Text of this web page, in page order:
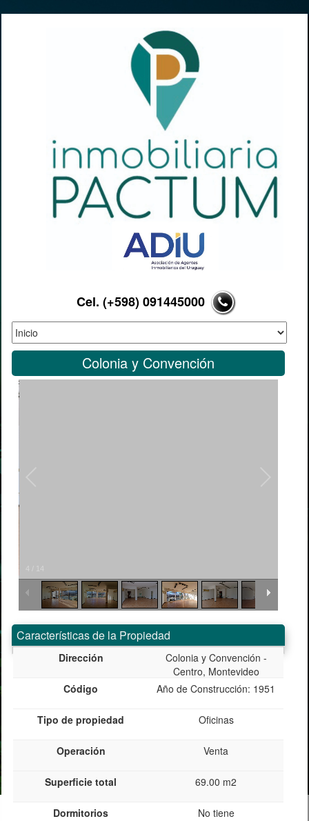
Cel. (+598) 091445000
Colonia y Convención
4 14
Características de la Propiedad
Dirección
Colonia y Convención -
Centro, Montevideo
Código
Año de Construcción: 1951
Tipo de propiedad Oficinas
Operación Venta
Superficie total 69.00 m2
Dormitorios No tiene